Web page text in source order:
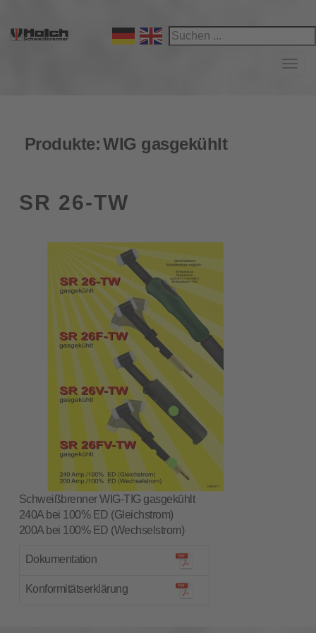
Produkte:WIG gasgekühlt
SR 26-TW
Schweißbrenner WIG-TIG gasgekühlt
240A bei 100% ED (Gleichstrom)
200A bei 100% ED (Wechselstrom)
Dokumentation
Konformitätserklärung